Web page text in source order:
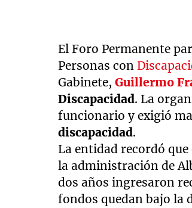
El Foro Permanente
Personas con
Gabinete,Guillermo
Discapacidad. La
funcionario y exigió
discapacidad.
La entidad recordó
la administración de
dos años ingresaron
fondos quedan bajo la